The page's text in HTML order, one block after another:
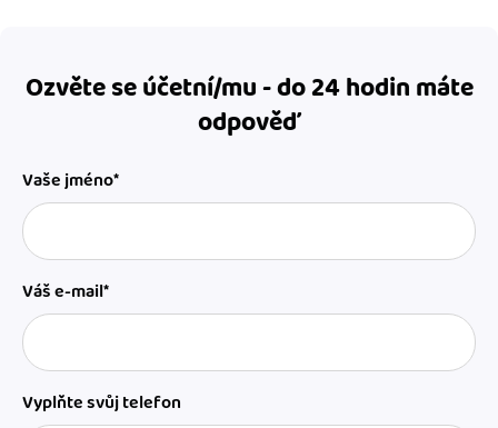
Ozvěte se účetní/mu - do 24 hodin máte
odpověď
Vaše jméno*
Váš e-mail*
Vyplňte svůj telefon